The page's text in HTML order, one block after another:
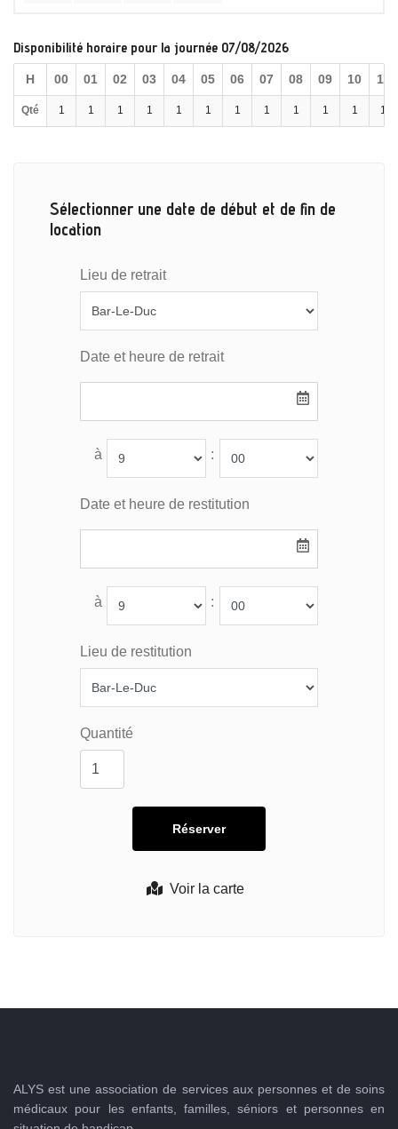
Disponibilité horaire pour la journée 07/08/2026
H 00 01 02 03 04 05 06 07 08 09 10 11
Qté 1 1 1 1 1 1 1 1 1 1 1 1
Sélectionner une date de début et de fin de
location
Voir la carte
Lieu de retrait
Date et heure de retrait
à :
Date et heure de restitution
à :
Lieu de restitution
Quantité
ALYS est une association de services aux personnes et de soins
médicaux pour les enfants, familles, séniors et personnes en